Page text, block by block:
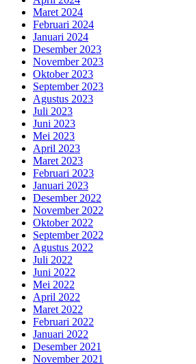
Maret 2024
Februari 2024
Januari 2024
Desember 2023
November 2023
Oktober 2023
September 2023
Agustus 2023
Juli 2023
Juni 2023
Mei 2023
April 2023
Maret 2023
Februari 2023
Januari 2023
Desember 2022
November 2022
Oktober 2022
September 2022
Agustus 2022
Juli 2022
Juni 2022
Mei 2022
April 2022
Maret 2022
Februari 2022
Januari 2022
Desember 2021
November 2021